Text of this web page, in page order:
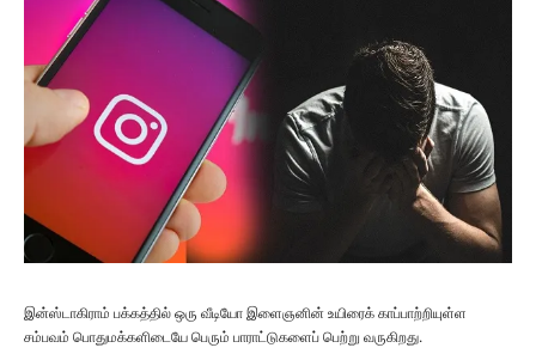
இன்ஸ்டாகிராம் பக்கத்தில் ஒரு வீடியோ இளைஞனின் உயிரைக் காப்பாற்றியுள்ள
சம்பவம் பொதுமக்களிடையே பெரும் பாராட்டுகளைப் பெற்று வருகிறது.